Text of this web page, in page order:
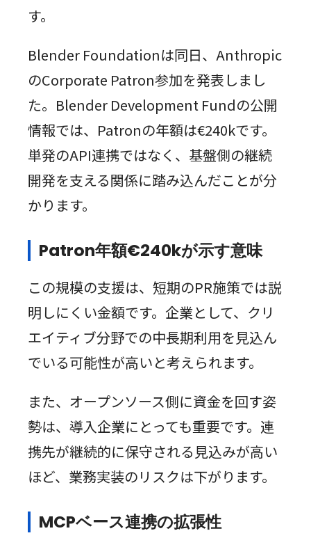
す。
Blender Foundationは同日、Anthropic
のCorporate Patron参加を発表しまし
た。Blender Development Fundの公開
情報では、Patronの年額は€240kです。
単発のAPI連携ではなく、基盤側の継続
開発を支える関係に踏み込んだことが分
かります。
Patron年額€240kが示す意味
この規模の支援は、短期のPR施策では説
明しにくい金額です。企業として、クリ
エイティブ分野での中長期利用を見込ん
でいる可能性が高いと考えられます。
また、オープンソース側に資金を回す姿
勢は、導入企業にとっても重要です。連
携先が継続的に保守される見込みが高い
ほど、業務実装のリスクは下がります。
MCPベース連携の拡張性